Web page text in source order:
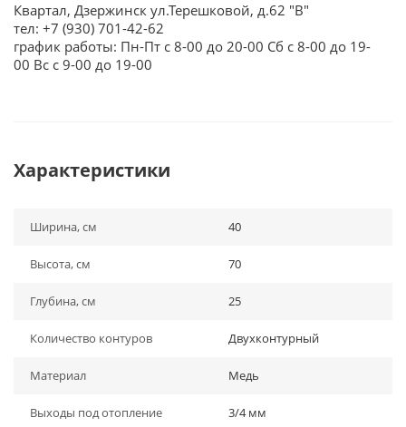
Квартал, Дзержинск ул.Терешковой, д.62 "В"
тел: +7 (930) 701-42-62
график работы: Пн-Пт с 8-00 до 20-00 Сб с 8-00 до 19-
00 Вс с 9-00 до 19-00
Характеристики
Ширина, см 40
Высота, см 70
Глубина, см 25
Количество контуров Двухконтурный
Материал Медь
Выходы под отопление 3/4 мм